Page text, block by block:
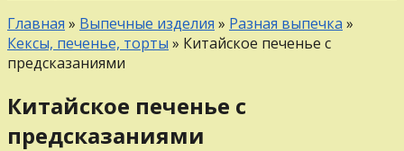
Главная » Выпечные изделия » Разная выпечка »
Кексы, печенье, торты » Китайское печенье с
предсказаниями
Китайское печенье с
предсказаниями